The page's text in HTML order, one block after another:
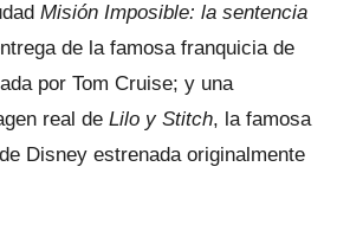
Misión Imposible: la sentencia
de la famosa franquicia de
por Tom Cruise; y una
real de Lilo y Stitch, la famosa
Disney estrenada originalmente